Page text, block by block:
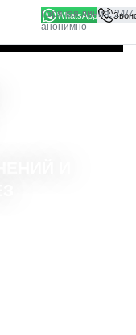
WhatsApp
то, что
Хорошо